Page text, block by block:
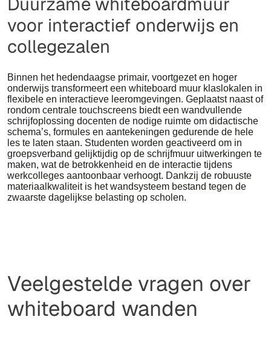
voor interactief onderwijs en
collegezalen
Binnen het hedendaagse primair, voortgezet en hoger
onderwijs transformeert een whiteboard muur klaslokalen in
flexibele en interactieve leeromgevingen. Geplaatst naast of
rondom centrale touchscreens biedt een wandvullende
schrijfoplossing docenten de nodige ruimte om didactische
schema’s, formules en aantekeningen gedurende de hele
les te laten staan. Studenten worden geactiveerd om in
groepsverband gelijktijdig op de schrijfmuur uitwerkingen te
maken, wat de betrokkenheid en de interactie tijdens
werkcolleges aantoonbaar verhoogt. Dankzij de robuuste
materiaalkwaliteit is het wandsysteem bestand tegen de
zwaarste dagelijkse belasting op scholen.
Veelgestelde vragen over
whiteboard wanden